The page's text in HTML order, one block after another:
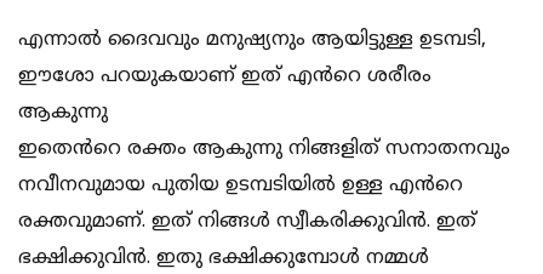
എന്നാൽ ദൈവവും മനുഷ്യനും ആയിട്ടുള്ള ഉടമ്പടി,
ഈശോ പറയുകയാണ് ഇത് എൻറെ ശരീരം
ആകുന്നു
ഇതെൻറെ രക്തം ആകുന്നു നിങ്ങളിത് സനാതനവും
നവീനവുമായ പുതിയ ഉടമ്പടിയിൽ ഉള്ള എൻറെ
രക്തവുമാണ്. ഇത് നിങ്ങൾ സ്വീകരിക്കുവിൻ. ഇത്
ഭക്ഷിക്കുവിൻ. ഇതു ഭക്ഷിക്കുമ്പോൾ നമ്മൾ